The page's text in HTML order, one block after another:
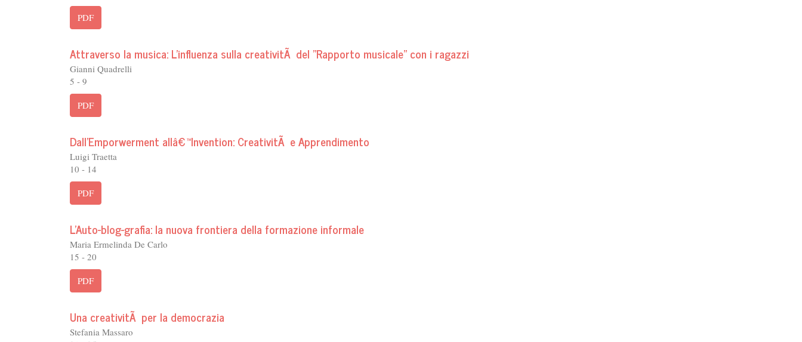
PDF
Attraverso la musica: L'influenza sulla creativitÃ del "Rapporto musicale" con i ragazzi
Gianni Quadrelli
5 - 9
PDF
Dall'Emporwerment allâ€™Invention: CreativitÃ e Apprendimento
Luigi Traetta
10 - 14
PDF
L'Auto-blog-grafia: la nuova frontiera della formazione informale
Maria Ermelinda De Carlo
15 - 20
PDF
Una creativitÃ per la democrazia
Stefania Massaro